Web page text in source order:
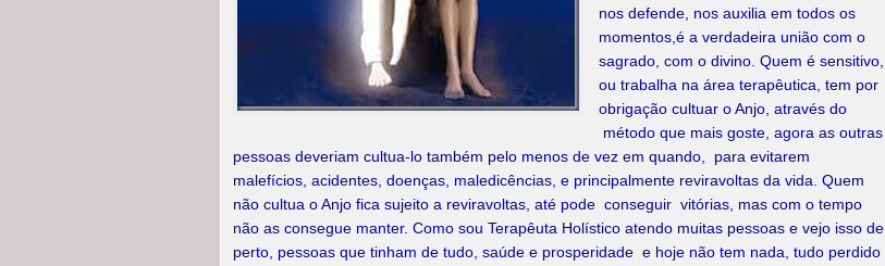
nos defende, nos auxilia em todos os
momentos,é a verdadeira união com o
sagrado, com o divino. Quem é sensitivo,
ou trabalha na área terapêutica, tem por
obrigação cultuar o Anjo, através do
método que mais goste, agora as outras
pessoas deveriam cultua-lo também pelo menos de vez em quando, para evitarem
malefícios, acidentes, doenças, maledicências, e principalmente reviravoltas da vida. Quem
não cultua o Anjo fica sujeito a reviravoltas, até pode conseguir vitórias, mas com o tempo
não as consegue manter. Como sou Terapêuta Holístico atendo muitas pessoas e vejo isso de
perto, pessoas que tinham de tudo, saúde e prosperidade e hoje não tem nada, tudo perdido